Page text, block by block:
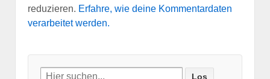
reduzieren. Erfahre, wie deine Kommentardaten
verarbeitet werden.
Search